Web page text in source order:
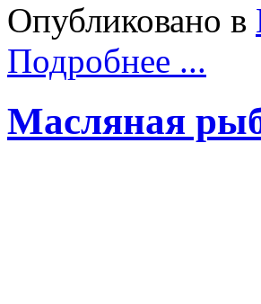
Опубликовано в
Подробнее ...
Масляная